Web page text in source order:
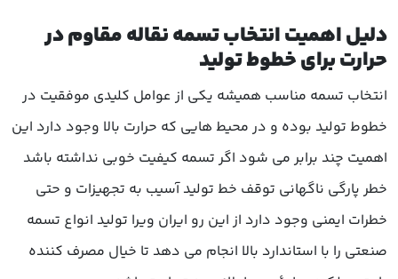
دلیل اهمیت انتخاب تسمه نقاله مقاوم در
حرارت برای خطوط تولید
انتخاب تسمه مناسب همیشه یکی از عوامل کلیدی موفقیت در
خطوط تولید بوده و در محیط هایی که حرارت بالا وجود دارد این
اهمیت چند برابر می شود اگر تسمه کیفیت خوبی نداشته باشد
خطر پارگی ناگهانی توقف خط تولید آسیب به تجهیزات و حتی
خطرات ایمنی وجود دارد از این رو ایران ویرا تولید انواع تسمه
صنعتی را با استاندارد بالا انجام می دهد تا خیال مصرف کننده